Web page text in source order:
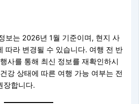
보는 2026년 1월 기준이며, 현지 사
따라 변경될 수 있습니다. 여행 전 반
사를 통해 최신 정보를 재확인하시
강 상태에 따른 여행 가능 여부는 전
장합니다.